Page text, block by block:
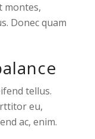
montes,
Donec quam
tellus.
eu,
ac, enim.